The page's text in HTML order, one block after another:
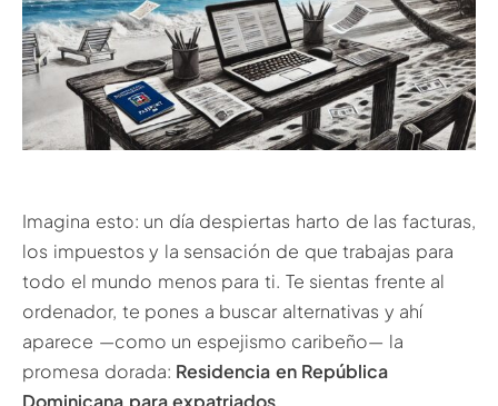
Imagina esto: un día despiertas harto de las facturas,
los impuestos y la sensación de que trabajas para
todo el mundo menos para ti. Te sientas frente al
ordenador, te pones a buscar alternativas y ahí
aparece —como un espejismo caribeño— la
promesa dorada: Residencia en República
Dominicana para expatriados.